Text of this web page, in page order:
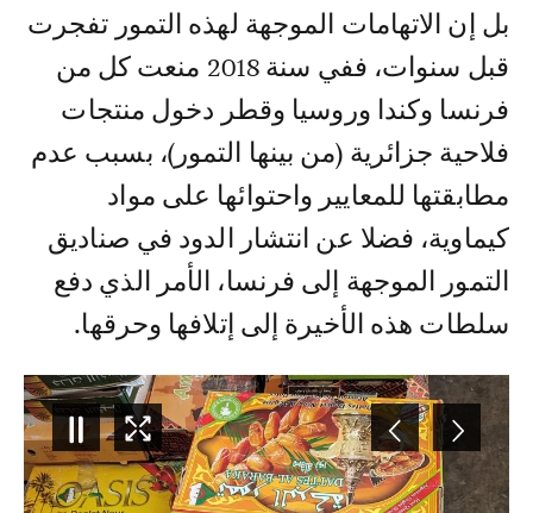
بل إن الاتهامات الموجهة لهذه التمور تفجرت
قبل سنوات، ففي سنة 2018 منعت كل من
فرنسا وكندا وروسيا وقطر دخول منتجات
فلاحية جزائرية (من بينها التمور)، بسبب عدم
مطابقتها للمعايير واحتوائها على مواد
كيماوية، فضلا عن انتشار الدود في صناديق
التمور الموجهة إلى فرنسا، الأمر الذي دفع
سلطات هذه الأخيرة إلى إتلافها وحرقها.